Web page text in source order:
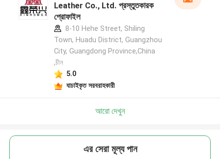
Leather Co., Ltd. প্রস্তুতকারক
প্রোফাইল
8-10 Hehe Street, Shiling
Town, Huadu District, Guangzhou
City, Guangdong Province,China
,চীন
5.0
যাচাইকৃত সরবরাহকারী
আরো দেখুন
এর সেরা মূল্য পান